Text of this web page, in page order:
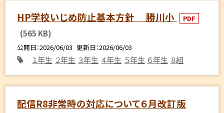
HP学校いじめ防止基本方針 勝川小 PDF
(565 KB)
公開日 2026/06/03 更新日 2026/06/03
１年生 ２年生 ３年生 ４年生 ５年生 ６年生 ８組
配信R8非常時の対応について６月改訂版